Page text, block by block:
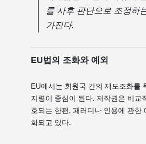
를 사후 판단으로 조정하
가진다.
EU법의 조화와 예외
EU에서는 회원국 간의 제도조화를
지령이 중심이 된다. 저작권은 비교
호되는 한편, 패러디나 인용에 관한
화되고 있다.